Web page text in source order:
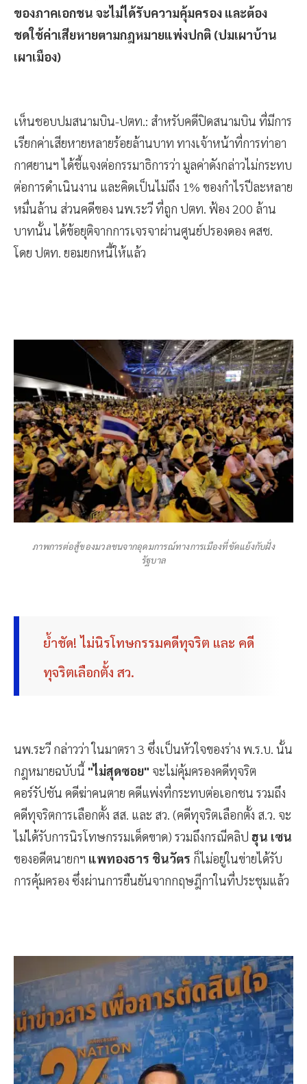
ของภาคเอกชน จะไม่ได้รับความคุ้มครอง และต้อง
ชดใช้ค่าเสียหายตามกฎหมายแพ่งปกติ (ปมเผาบ้าน
เผาเมือง)
เห็นชอบปมสนามบิน-ปตท.: สำหรับคดีปิดสนามบิน ที่มีการ
เรียกค่าเสียหายหลายร้อยล้านบาท ทางเจ้าหน้าที่การท่าอา
กาศยานฯ ได้ชี้แจงต่อกรรมาธิการว่า มูลค่าดังกล่าวไม่กระทบ
ต่อการดำเนินงาน และคิดเป็นไม่ถึง 1% ของกำไรปีละหลาย
หมื่นล้าน ส่วนคดีของ นพ.ระวี ที่ถูก ปตท. ฟ้อง 200 ล้าน
บาทนั้น ได้ข้อยุติจากการเจรจาผ่านศูนย์ปรองดอง คสช.
โดย ปตท. ยอมยกหนี้ให้แล้ว
ภาพการต่อสู้ของมวลชนจากอุดมการณ์ทางการเมืองที่ขัดแย้งกับฝั่ง
รัฐบาล
ย้ำชัด! ไม่นิรโทษกรรมคดีทุจริต และ คดี
ทุจริตเลือกตั้ง สว.
นพ.ระวี กล่าวว่า ในมาตรา 3 ซึ่งเป็นหัวใจของร่าง พ.ร.บ. นั้น
กฎหมายฉบับนี้ "ไม่สุดซอย" จะไม่คุ้มครองคดีทุจริต
คอร์รัปชัน คดีฆ่าคนตาย คดีแพ่งที่กระทบต่อเอกชน รวมถึง
คดีทุจริตการเลือกตั้ง สส. และ สว. (คดีทุจริตเลือกตั้ง ส.ว. จะ
ไม่ได้รับการนิรโทษกรรมเด็ดขาด) รวมถึงกรณีคลิป ฮุน เซน
ของอดีตนายกฯ แพทองธาร ชินวัตร ก็ไม่อยู่ในข่ายได้รับ
การคุ้มครอง ซึ่งผ่านการยืนยันจากกฤษฎีกาในที่ประชุมแล้ว